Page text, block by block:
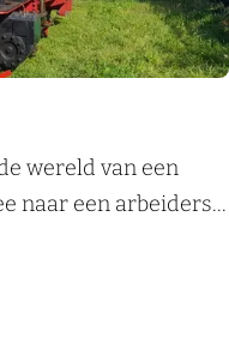
wereld van een
naar een arbeiders...